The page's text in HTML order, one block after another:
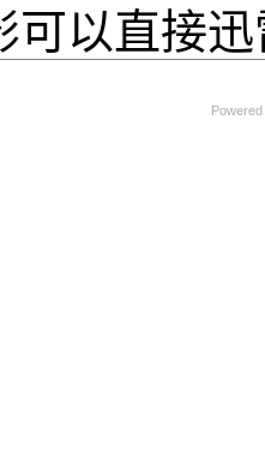
可以直接